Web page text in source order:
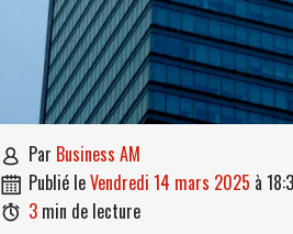
 par Business AM
 publié le vendredi 14 mars 2025 à
 3 min de lecture